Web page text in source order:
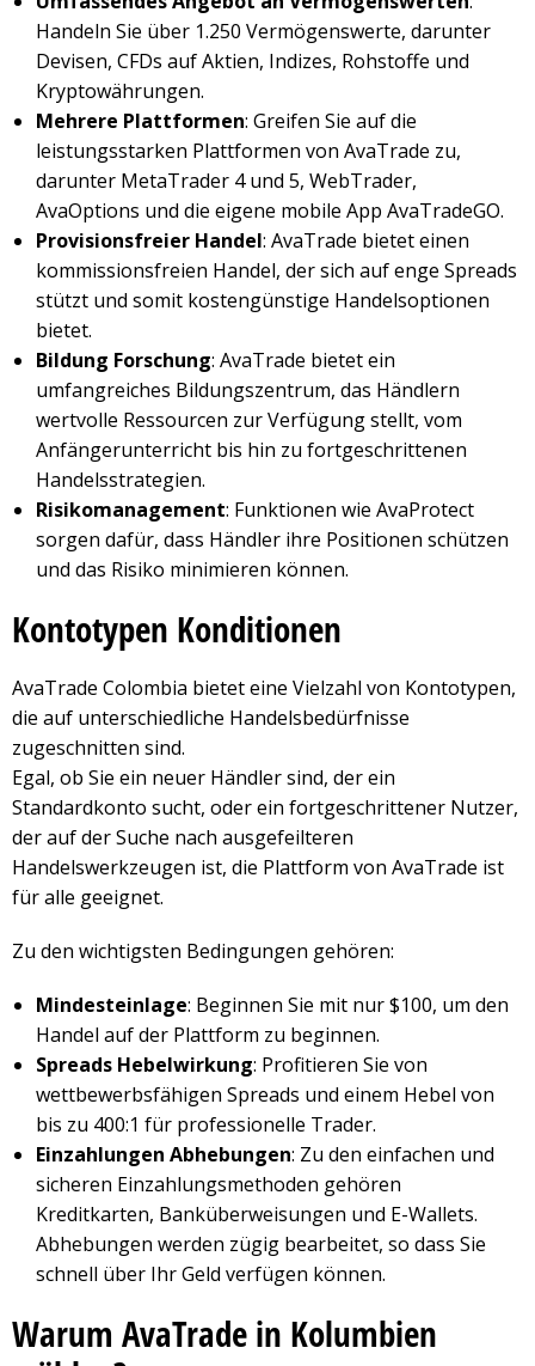
Handeln Sie über 1.250 Vermögenswerte, darunter
Devisen, CFDs auf Aktien, Indizes, Rohstoffe und
Kryptowährungen.
Mehrere Plattformen: Greifen Sie auf die
leistungsstarken Plattformen von AvaTrade zu,
darunter MetaTrader 4 und 5, WebTrader,
AvaOptions und die eigene mobile App AvaTradeGO.
Provisionsfreier Handel: AvaTrade bietet einen
kommissionsfreien Handel, der sich auf enge Spreads
stützt und somit kostengünstige Handelsoptionen
bietet.
Bildung Forschung: AvaTrade bietet ein
umfangreiches Bildungszentrum, das Händlern
wertvolle Ressourcen zur Verfügung stellt, vom
Anfängerunterricht bis hin zu fortgeschrittenen
Handelsstrategien.
Risikomanagement: Funktionen wie AvaProtect
sorgen dafür, dass Händler ihre Positionen schützen
und das Risiko minimieren können.
Kontotypen Konditionen
AvaTrade Colombia bietet eine Vielzahl von Kontotypen,
die auf unterschiedliche Handelsbedürfnisse
zugeschnitten sind.
Egal, ob Sie ein neuer Händler sind, der ein
Standardkonto sucht, oder ein fortgeschrittener Nutzer,
der auf der Suche nach ausgefeilteren
Handelswerkzeugen ist, die Plattform von AvaTrade ist
für alle geeignet.
Zu den wichtigsten Bedingungen gehören:
Mindesteinlage: Beginnen Sie mit nur $100, um den
Handel auf der Plattform zu beginnen.
Spreads Hebelwirkung: Profitieren Sie von
wettbewerbsfähigen Spreads und einem Hebel von
bis zu 400:1 für professionelle Trader.
Einzahlungen Abhebungen: Zu den einfachen und
sicheren Einzahlungsmethoden gehören
Kreditkarten, Banküberweisungen und E-Wallets.
Abhebungen werden zügig bearbeitet, so dass Sie
schnell über Ihr Geld verfügen können.
Warum AvaTrade in Kolumbien